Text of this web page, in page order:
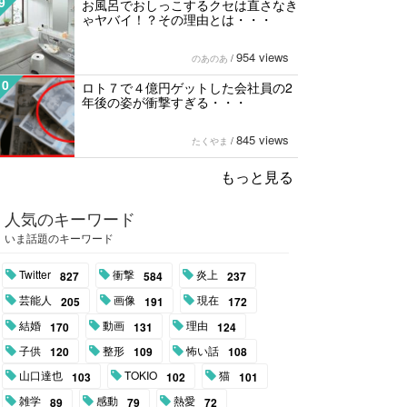
お風呂でおしっこするクセは直さなき
ゃヤバイ！？その理由とは・・・
のあのあ / 954 views
ロト７で４億円ゲットした会社員の2
年後の姿が衝撃すぎる・・・
たくやま / 845 views
もっと見る
人気のキーワード
いま話題のキーワード
Twitter 827 衝撃 584 炎上 237
芸能人 205 画像 191 現在 172
結婚 170 動画 131 理由 124
子供 120 整形 109 怖い話 108
山口達也 103 TOKIO 102 猫 101
雑学 89 感動 79 熱愛 72